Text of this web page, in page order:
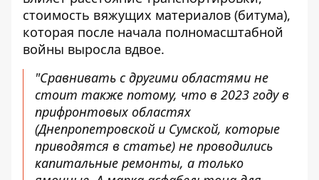
стоимость вяжущих материалов (битума),
которая после начала полномасштабной
войны выросла вдвое.
"Сравнивать с другими областями не
стоит также потому, что в 2023 году в
прифронтовых областях
(Днепропетровской и Сумской, которые
приводятся в статье) не проводились
капитальные ремонты, а только